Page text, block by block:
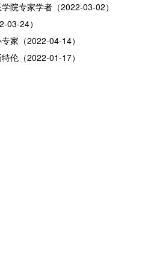
院专家学者（2022-03-02）
03-24）
家（2022-04-14）
伦（2022-01-17）